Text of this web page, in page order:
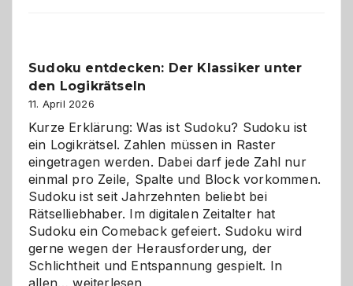
Sudoku entdecken: Der Klassiker unter
den Logikrätseln
11. April 2026
Kurze Erklärung: Was ist Sudoku? Sudoku ist
ein Logikrätsel. Zahlen müssen in Raster
eingetragen werden. Dabei darf jede Zahl nur
einmal pro Zeile, Spalte und Block vorkommen.
Sudoku ist seit Jahrzehnten beliebt bei
Rätselliebhaber. Im digitalen Zeitalter hat
Sudoku ein Comeback gefeiert. Sudoku wird
gerne wegen der Herausforderung, der
Schlichtheit und Entspannung gespielt. In
Sudoku